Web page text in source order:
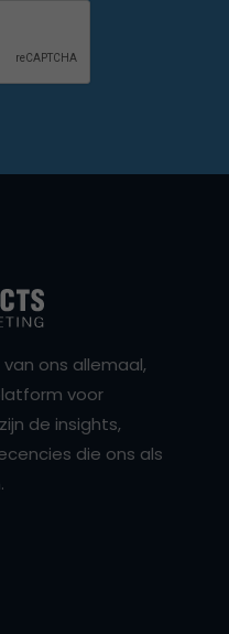
ons allemaal,
voor
de insights,
die ons als